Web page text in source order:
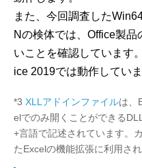
また、今回調査した
Nの検体では、Office製
いことを確認しています
ice 2019では動作していま
*3 XLLアドインファイルは、
elでのみ開くことができる
+言語で記述されています。
たExcelの機能拡張に利用され